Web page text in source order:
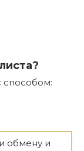
способом:
обмену и